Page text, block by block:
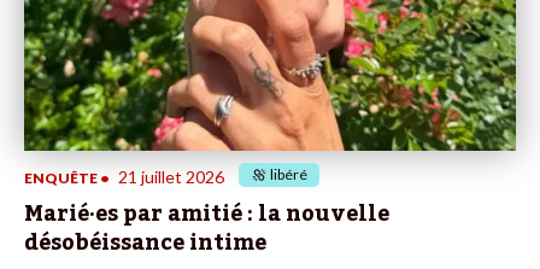
ENQUÊTE • 21 juillet 2026 libéré
Marié·es par amitié : la nouvelle
désobéissance intime